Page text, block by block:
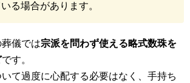
る場合があります。
儀では宗派を問わず使える略式数珠を
です。
て過度に心配する必要はなく、手持ち